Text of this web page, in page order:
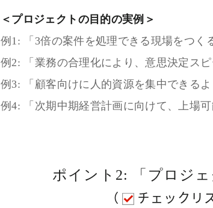
＜プロジェクトの目的の実例＞
例1: 「3倍の案件を処理できる現場をつく
例2: 「業務の合理化により、意思決定スピ
例3: 「顧客向けに人的資源を集中できる
例4: 「次期中期経営計画に向けて、上場
ポイント2: 「プロジ
（ チェックリ